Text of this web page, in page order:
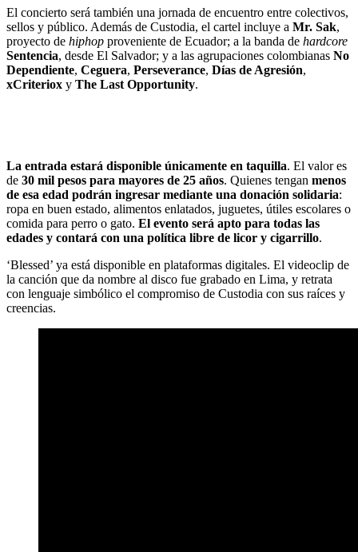
El concierto será también una jornada de encuentro entre colectivos,
sellos y público. Además de Custodia, el cartel incluye a Mr. Sak,
proyecto de hiphop proveniente de Ecuador; a la banda de hardcore
Sentencia, desde El Salvador; y a las agrupaciones colombianas No
Dependiente, Ceguera, Perseverance, Días de Agresión,
xCriteriox y The Last Opportunity.
La entrada estará disponible únicamente en taquilla. El valor es
de 30 mil pesos para mayores de 25 años. Quienes tengan menos
de esa edad podrán ingresar mediante una donación solidaria:
ropa en buen estado, alimentos enlatados, juguetes, útiles escolares o
comida para perro o gato. El evento será apto para todas las
edades y contará con una política libre de licor y cigarrillo.
‘Blessed’ ya está disponible en plataformas digitales. El videoclip de
la canción que da nombre al disco fue grabado en Lima, y retrata
con lenguaje simbólico el compromiso de Custodia con sus raíces y
creencias.